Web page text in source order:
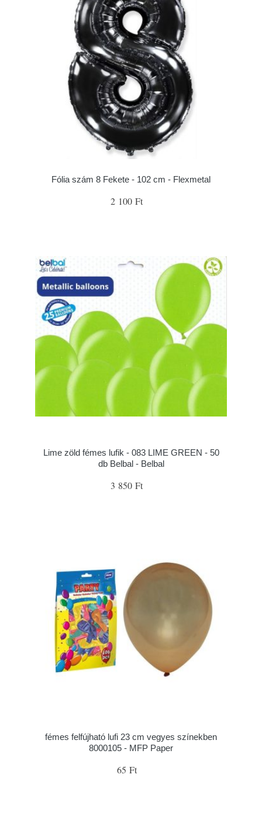
Fólia szám 8 Fekete - 102 cm - Flexmetal
2 100 Ft
Lime zöld fémes lufik - 083 LIME GREEN - 50
db Belbal - Belbal
3 850 Ft
fémes felfújható lufi 23 cm vegyes színekben
8000105 - MFP Paper
65 Ft